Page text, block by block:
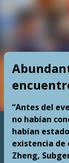
“Antes del
no habían
habían
existencia de
Zheng,